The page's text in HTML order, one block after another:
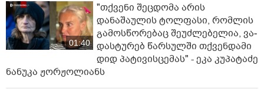
01:40
"თქვენი შეცდომა არის
დანაშაულის ტოლფასი, რომ­ლის
გა­მოს­წო­რე­ბაც შე­უძ­ლე­ბე­ლია, ვა­
დას­ტუ­რებ წარ­სულ­ში თქვენ­და­მი
დიდ პა­ტი­ვის­ცე­მას" - ეკა კუპატაძე
ნანუკა ჟორჟოლიანს